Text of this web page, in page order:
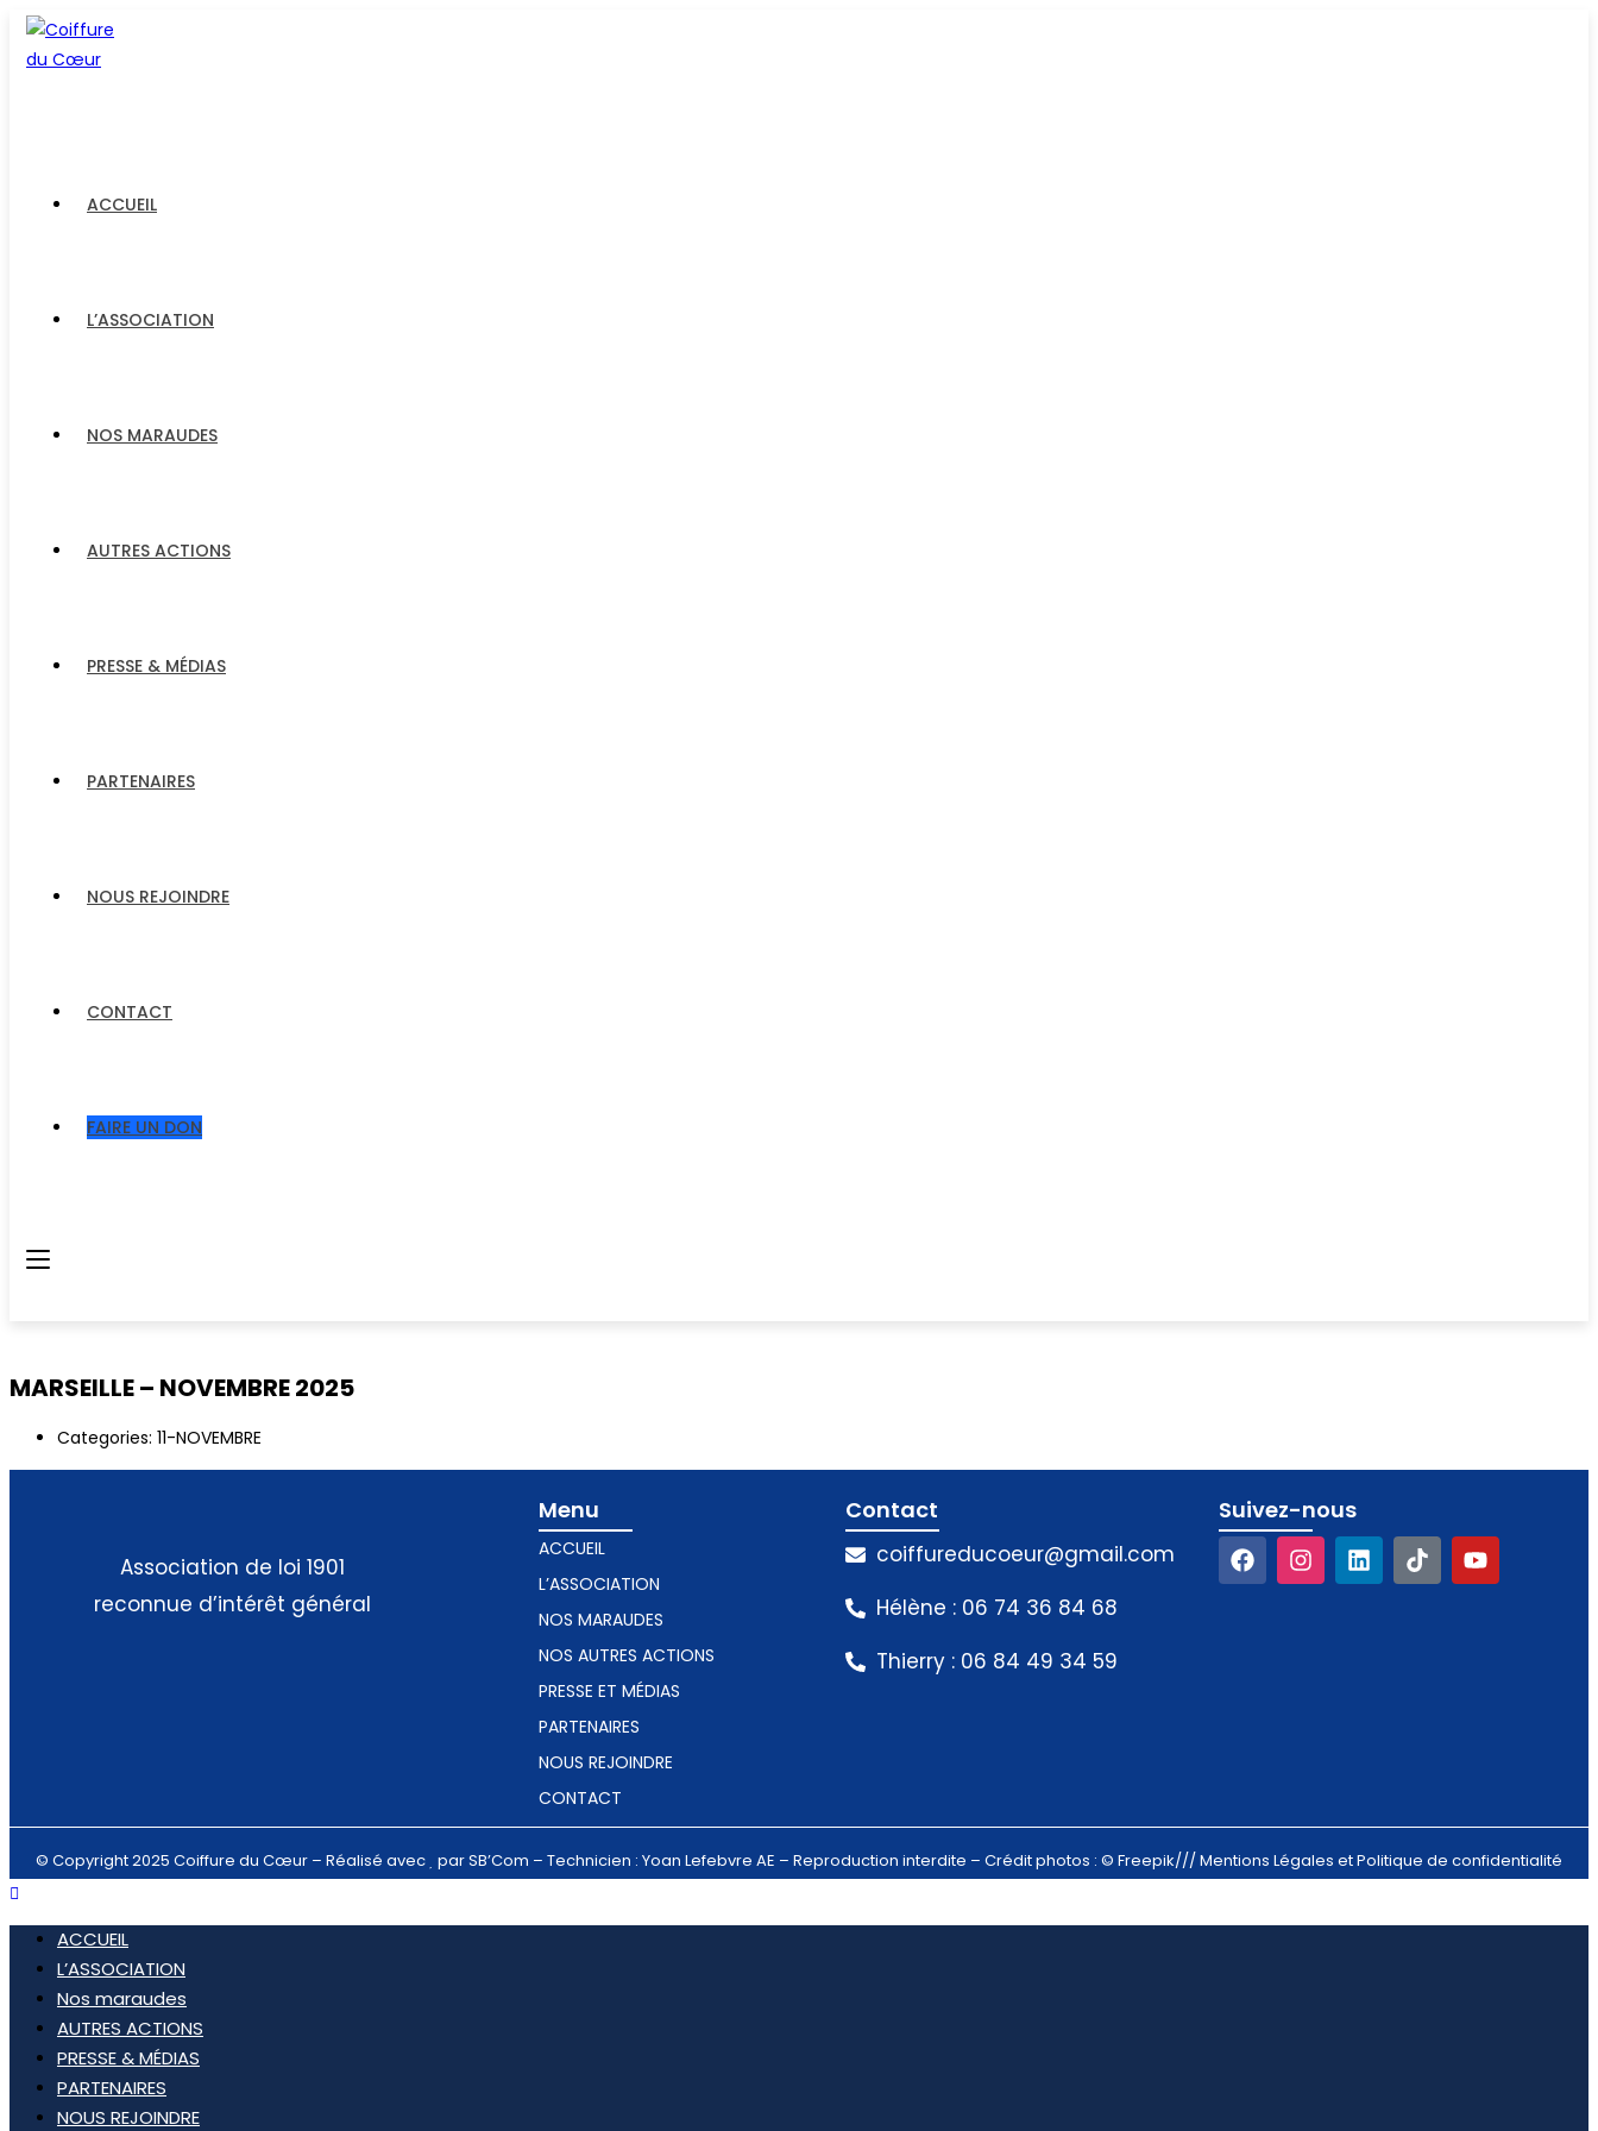
ACCUEIL
L’ASSOCIATION
NOS MARAUDES
AUTRES ACTIONS
PRESSE & MÉDIAS
PARTENAIRES
NOUS REJOINDRE
CONTACT
FAIRE UN DON
MARSEILLE – NOVEMBRE 2025
Categories: 11-NOVEMBRE
Association de loi 1901
reconnue d’intérêt général
Menu
ACCUEIL
L’ASSOCIATION
NOS MARAUDES
NOS AUTRES ACTIONS
PRESSE ET MÉDIAS
PARTENAIRES
NOUS REJOINDRE
CONTACT
Contact​
coiffureducoeur@gmail.com
Hélène : 06 74 36 84 68
Thierry : 06 84 49 34 59
Suivez-nous​
© Copyright 2025 Coiffure du Cœur – Réalisé avec parSB’Com – Technicien : Yoan Lefebvre AE – Reproduction interdite – Crédit photos : © Freepik///Mentions Légales et Politique de confidentialité
ACCUEIL
L’ASSOCIATION
Nos maraudes
AUTRES ACTIONS
PRESSE & MÉDIAS
PARTENAIRES
NOUS REJOINDRE